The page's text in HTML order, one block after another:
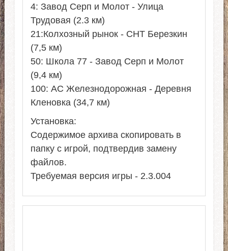
4: Завод Серп и Молот - Улица
Трудовая (2.3 км)
21:Колхозный рынок - СНТ Березкин
(7,5 км)
50: Школа 77 - Завод Серп и Молот
(9,4 км)
100: АС Железнодорожная - Деревня
Кленовка (34,7 км)
Установка:
Содержимое архива скопировать в
папку с игрой, подтвердив замену
файлов.
Требуемая версия игры - 2.3.004